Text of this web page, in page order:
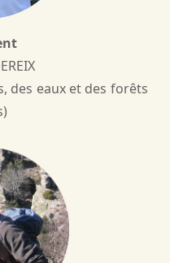
des eaux et des forêts